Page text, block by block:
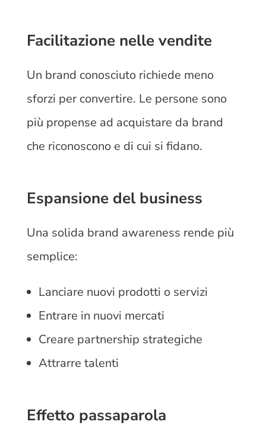
Facilitazione nelle vendite
Un brand conosciuto richiede meno
sforzi per convertire. Le persone sono
più propense ad acquistare da brand
che riconoscono e di cui si fidano.
Espansione del business
Una solida brand awareness rende più
semplice:
Lanciare nuovi prodotti o servizi
Entrare in nuovi mercati
Creare partnership strategiche
Attrarre talenti
Effetto passaparola